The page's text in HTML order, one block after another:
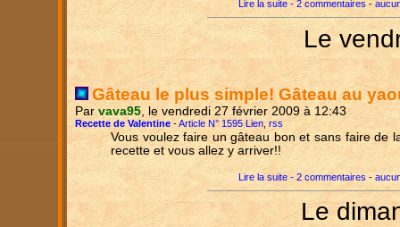
Lire la suite - 2 commentaires -
Le
Gâteau le plus simple! Gâteau au
Par vava95 , le vendredi 27 février 2009 à 12:43
Recette de Valentine -Article N° 1595 Lien rss
Vous voulez faire un gâteau bon et sans faire de
recette et vous allez y arriver!!
Lire la suite - 2 commentaires -
Le